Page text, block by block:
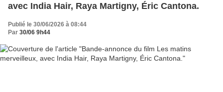
avec India Hair, Raya Martigny, Éric Cantona.
Publié le 30/06/2026 à 08:44
Par 30/06 9h44